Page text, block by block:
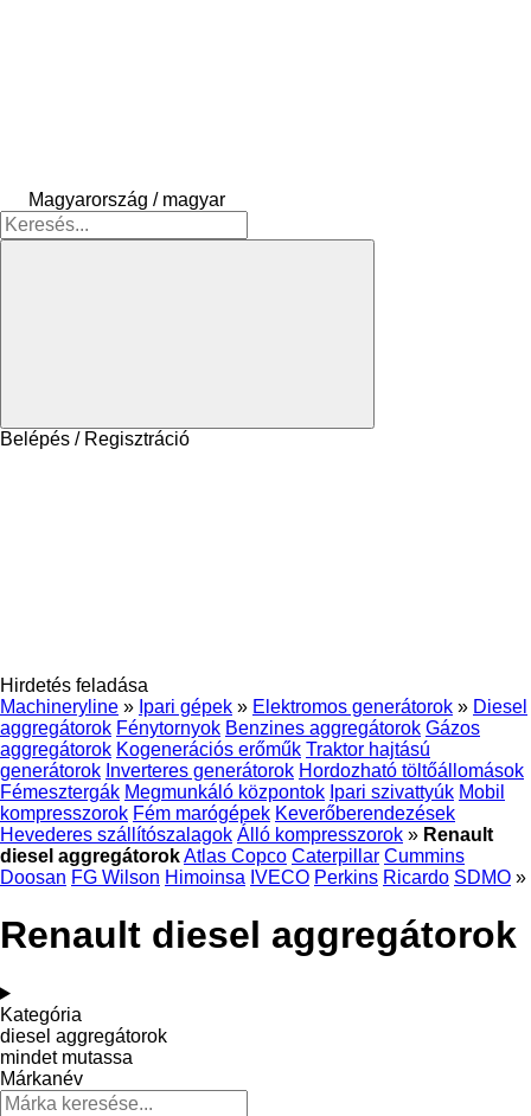
Magyarország / magyar
Belépés / Regisztráció
Hirdetés feladása
Machineryline » Ipari gépek » Elektromos generátorok » Diesel
aggregátorok Fénytornyok Benzines aggregátorok Gázos
aggregátorok Kogenerációs erőműk Traktor hajtású
generátorok Inverteres generátorok Hordozható töltőállomások
Fémesztergák Megmunkáló központok Ipari szivattyúk Mobil
kompresszorok Fém marógépek Keverőberendezések
Hevederes szállítószalagok Álló kompresszorok » Renault
diesel aggregátorokAtlas Copco Caterpillar Cummins
Doosan FG Wilson Himoinsa IVECO Perkins Ricardo SDMO »
Renault diesel aggregátorok
Kategória
diesel aggregátorok
mindet mutassa
Márkanév